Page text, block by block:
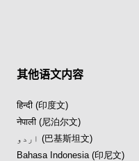
其他语文内容
हिन्दी (印度文)
नेपाली (尼泊尔文)
اردو (巴基斯坦文)
Bahasa Indonesia (印尼文)